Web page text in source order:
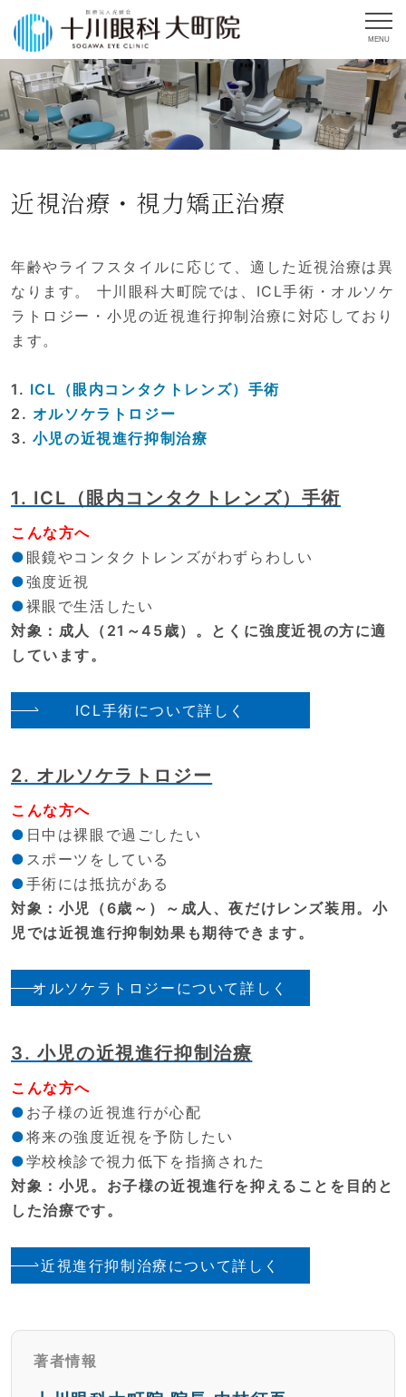
MENU
近視治療・視力矯正治療
年齢やライフスタイルに応じて、適した近視治療は異
なります。 十川眼科大町院では、ICL手術・オルソケ
ラトロジー・小児の近視進行抑制治療に対応しており
ます。
1. ICL（眼内コンタクトレンズ）手術
2. オルソケラトロジー
3. 小児の近視進行抑制治療
1. ICL（眼内コンタクトレンズ）手術
こんな方へ
眼鏡やコンタクトレンズがわずらわしい
強度近視
裸眼で生活したい
対象：成人（21～45歳）。とくに強度近視の方に適
しています。
ICL手術について詳しく
2. オルソケラトロジー
こんな方へ
日中は裸眼で過ごしたい
スポーツをしている
手術には抵抗がある
対象：小児（6歳～）～成人、夜だけレンズ装用。小
児では近視進行抑制効果も期待できます。
オルソケラトロジーについて詳しく
3. 小児の近視進行抑制治療
こんな方へ
お子様の近視進行が心配
将来の強度近視を予防したい
学校検診で視力低下を指摘された
対象：小児。お子様の近視進行を抑えることを目的と
した治療です。
近視進行抑制治療について詳しく
著者情報